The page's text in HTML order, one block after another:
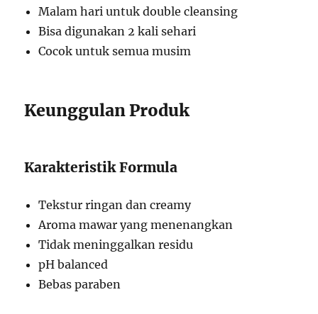
Malam hari untuk double cleansing
Bisa digunakan 2 kali sehari
Cocok untuk semua musim
Keunggulan Produk
Karakteristik Formula
Tekstur ringan dan creamy
Aroma mawar yang menenangkan
Tidak meninggalkan residu
pH balanced
Bebas paraben